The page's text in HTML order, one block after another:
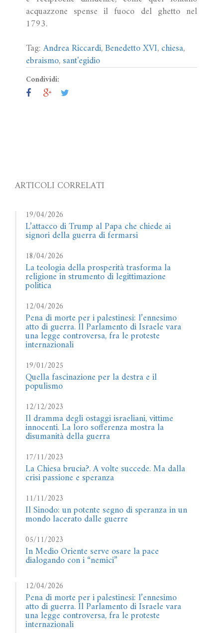
acquazzone spense il fuoco del ghetto nel
1793.
Tag:Andrea Riccardi,Benedetto XVI,chiesa,
ebraismo,sant'egidio
Condividi:
ARTICOLI CORRELATI
19/04/2026
L’attacco di Trump al Papa che chiede ai
signori della guerra di fermarsi
18/04/2026
La teologia della prosperità trasforma la
religione in strumento di legittimazione
politica
12/04/2026
Pena di morte per i palestinesi: l’ennesimo
atto di guerra. Il Parlamento di Israele vara
una legge controversa, fra le proteste
internazionali
19/01/2025
Quella fascinazione per la destra e il
populismo
12/12/2023
Il dramma degli ostaggi israeliani, vittime
innocenti. La loro sofferenza mostra la
disumanità della guerra
17/11/2023
La Chiesa brucia?. A volte succede. Ma dalla
crisi passione e speranza
11/11/2023
Il Sinodo: un potente segno di speranza in un
mondo lacerato dalle guerre
05/11/2023
In Medio Oriente serve osare la pace
dialogando con i “nemici”
12/04/2026
Pena di morte per i palestinesi: l’ennesimo
atto di guerra. Il Parlamento di Israele vara
una legge controversa, fra le proteste
internazionali